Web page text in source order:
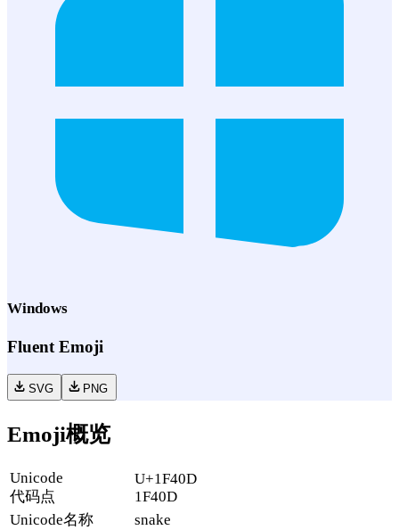
Windows
Fluent Emoji
SVG PNG
Emoji概览
Unicode
代码点
U+1F40D
1F40D
Unicode名称
snake